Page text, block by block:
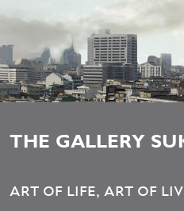
THE GALLERY
ART OF LIFE, ART OF